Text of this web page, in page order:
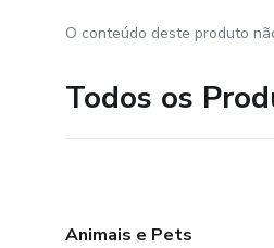
O conteúdo deste produto
Todos os
Animais e Pets